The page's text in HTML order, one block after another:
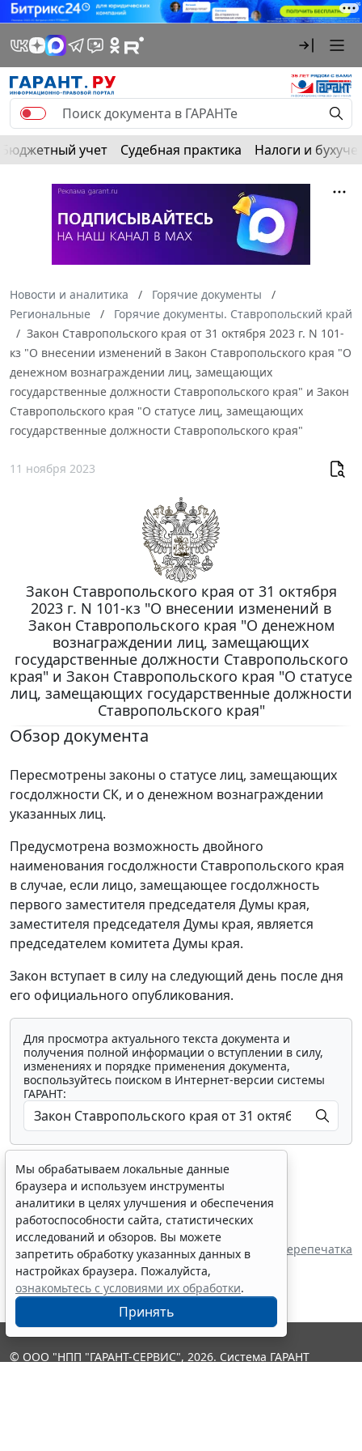
Бюджетный учет Судебная практика Налоги и
Новости и аналитика
Горячие документы
Региональные
Горячие документы. Ставропольский край
Закон Ставропольского края от 31 октября 2023 г. N 101-
кз "О внесении изменений в Закон Ставропольского края "О
денежном вознаграждении лиц, замещающих
государственные должности Ставропольского края" и Закон
Ставропольского края "О статусе лиц, замещающих
государственные должности Ставропольского края"
11 ноября 2023
Закон Ставропольского края от 31 октября
2023 г. N 101-кз "О внесении изменений в
Закон Ставропольского края "О денежном
вознаграждении лиц, замещающих
государственные должности Ставропольского
края" и Закон Ставропольского края "О статусе
лиц, замещающих государственные должности
Ставропольского края"
Обзор документа
Пересмотрены законы о статусе лиц, замещающих
госдолжности СК, и о денежном вознаграждении
указанных лиц.
Предусмотрена возможность двойного
наименования госдолжности Ставропольского края
в случае, если лицо, замещающее госдолжность
первого заместителя председателя Думы края,
заместителя председателя Думы края, является
председателем комитета Думы края.
Закон вступает в силу на следующий день после дня
его официального опубликования.
Для просмотра актуального текста документа и
получения полной информации о вступлении в силу,
изменениях и порядке применения документа,
воспользуйтесь поиском в Интернет-версии системы
ГАРАНТ:
Показать все материалы
Источник: Дума Ставропольского края Перепечатка
Мы обрабатываем локальные данные
браузера и используем инструменты
аналитики в целях улучшения и обеспечения
работоспособности сайта, статистических
исследований и обзоров. Вы можете
запретить обработку указанных данных в
настройках браузера. Пожалуйста,
ознакомьтесь с условиями их обработки.
Принять
© ООО "НПП "ГАРАНТ-СЕРВИС", 2026. Система ГАРАНТ